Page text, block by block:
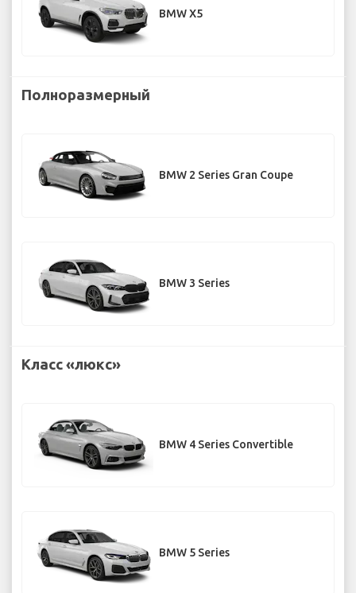
BMW X5
Полноразмерный
BMW 2 Series Gran Coupe
BMW 3 Series
Класс «люкс»
BMW 4 Series Convertible
BMW 5 Series